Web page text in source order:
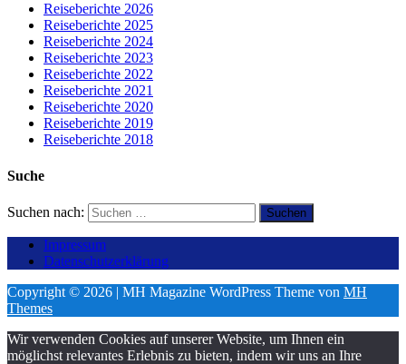
Reiseberichte 2026
Reiseberichte 2025
Reiseberichte 2024
Reiseberichte 2023
Reiseberichte 2022
Reiseberichte 2021
Reiseberichte 2020
Reiseberichte 2019
Reiseberichte 2018
Suche
Suchen nach:
Impressum
Datenschutzerklärung
Copyright © 2026 | MH Magazine WordPress Theme von MH
Themes
Wir verwenden Cookies auf unserer Website, um Ihnen ein
möglichst relevantes Erlebnis zu bieten, indem wir uns an Ihre